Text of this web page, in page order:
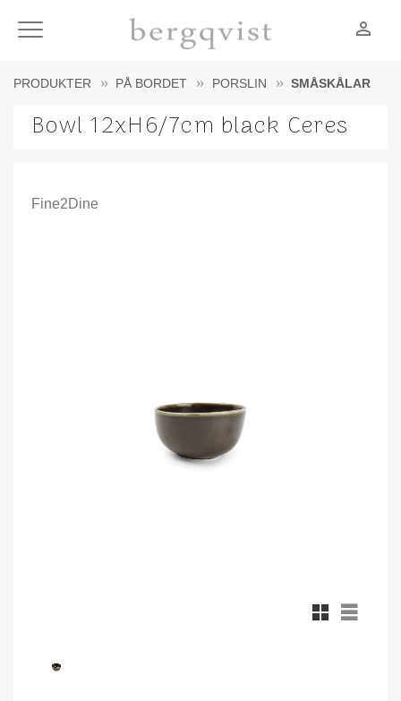
Meny person_outline
PRODUKTER PÅ BORDET PORSLIN SMÅSKÅLAR
Bowl 12xH6/7cm black Ceres
Fine2Dine
Rutnätsvy
Listvy